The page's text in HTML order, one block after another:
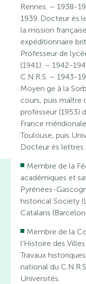
Rennes. – 1938-
1939. Docteur ès
la mission
expéditionnaire
Professeur de
(1941). – 1942-
C.N.R.S. – 1943-
Moyen ge à la
cours, puis maître
professeur (1953)
France
Toulouse, puis
Docteur ès lettres.
Membre de la
académiques et
Pyrénées-
historical Society
Catalans
Membre de la
l’Histoire des
Travaux
national du
Universités.